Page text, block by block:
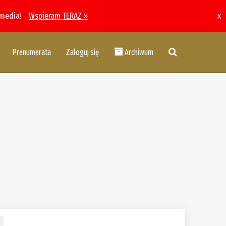
Wspieram TERAZ » x
Prenumerata Zaloguj się Archiwum